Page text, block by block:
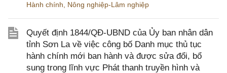
Hành chính Nông nghiệp-Lâm nghiệp
Quyết định 1844/QĐ-UBND của Ủy ban nhân dân
tỉnh Sơn La về việc công bố Danh mục thủ tục
hành chính mới ban hành và được sửa đổi, bổ
sung trong lĩnh vực Phát thanh truyền hình và